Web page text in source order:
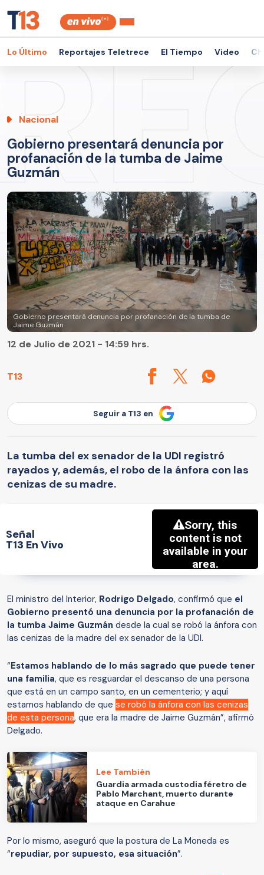
Lo Último Reportajes Teletrece El Tiempo Video
Nacional
Gobierno presentará denuncia por
profanación de la tumba de Jaime
Guzmán
Gobierno presentará denuncia por profanación de la tumba de
Jaime Guzmán
T13
12 de Julio de 2021 - 14:59 hrs.
Seguir a T13 en
La tumba del ex senador de la UDI registró
rayados y, además, el robo de la ánfora con las
cenizas de su madre.
Señal
T13 En Vivo
El ministro del Interior, Rodrigo Delgado, confirmó que el
Gobierno presentó una denuncia por la profanación de
la tumba Jaime Guzmán desde la cual se robó la ánfora con
las cenizas de la madre del ex senador de la UDI.
“Estamos hablando de lo más sagrado que puede tener
una familia, que es resguardar el descanso de una persona
que está en un campo santo, en un cementerio; y aquí
estamos hablando de que se robó la ánfora con las cenizas
de esta persona, que era la madre de Jaime Guzmán”, afirmó
Delgado.
Lee También
Guardia armada custodia féretro de
Pablo Marchant, muerto durante
ataque en Carahue
Por lo mismo, aseguró que la postura de La Moneda es
“repudiar, por supuesto, esa situación”.